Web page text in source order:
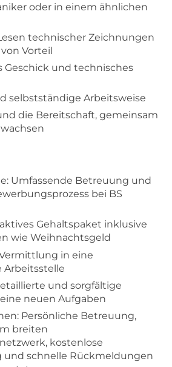
oder in einem ähnlichen
technischer Zeichnungen
Vorteil
Geschick und technisches
selbstständige Arbeitsweise
die Bereitschaft, gemeinsam
Umfassende Betreuung und
bei BS
Gehaltspaket inklusive
wie Weihnachtsgeld
in eine
Arbeitsstelle
und sorgfältige
neuen Aufgaben
Persönliche Betreuung,
breiten
kostenlose
und schnelle Rückmeldungen